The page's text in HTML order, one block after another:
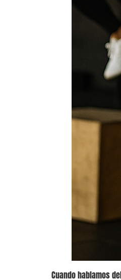
Cuando hablamos